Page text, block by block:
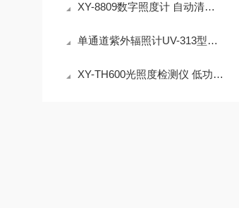
XY-8809数字照度计 自动清零功能 分辨率0.1Lux
单通道紫外辐照计UV-313型轻触按键操作蜂鸣提示有数字保持
XY-TH600光照度检测仪 低功耗大屏液晶时显示光照强度值